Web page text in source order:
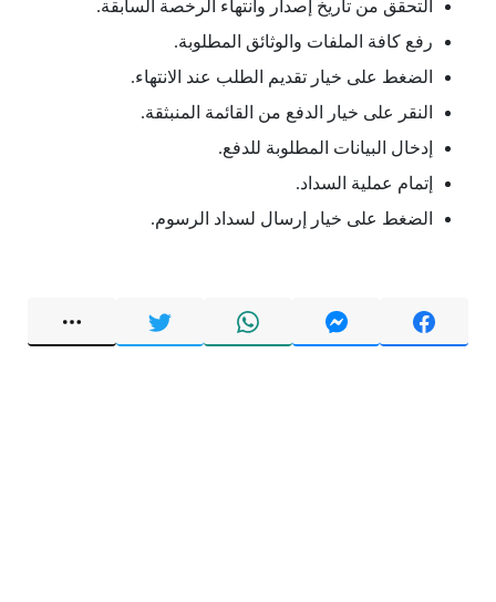
التحقق من تاريخ إصدار وانتهاء الرخصة السابقة.
رفع كافة الملفات والوثائق المطلوبة.
الضغط على خيار تقديم الطلب عند الانتهاء.
النقر على خيار الدفع من القائمة المنبثقة.
إدخال البيانات المطلوبة للدفع.
إتمام عملية السداد.
الضغط على خيار إرسال لسداد الرسوم.